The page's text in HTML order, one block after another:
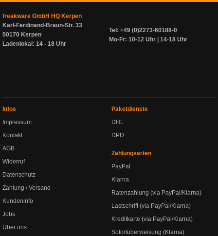
freakware GmbH HQ Kerpen
Karl-Ferdinand-Braun-Str. 33
50170 Kerpen
Ladenlokal: 14 - 18 Uhr
Tel: +49 (0)2273-60188-0
Mo-Fr: 10-12 Uhr | 14-18 Uhr
Infos
Impressum
Kontakt
AGB
Widerruf
Datenschutz
Zahlung / Versand
Kundeninfo
Jobs
Über uns
Paketdienste
DHL
DPD
Zahlungsarten
PayPal
Klarna
Ratenzahlung (via PayPal/Klarna)
Lastschrift (via PayPal/Klarna)
Kreditkarte (via PayPal/Klarna)
Sofortüberweisung (Klarna)